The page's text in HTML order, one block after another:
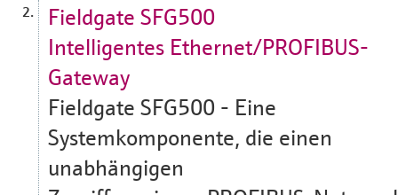
2.
Fieldgate SFG500
Intelligentes Ethernet/PROFIBUS-
Gateway
Fieldgate SFG500 - Eine
Systemkomponente, die einen
unabhängigen